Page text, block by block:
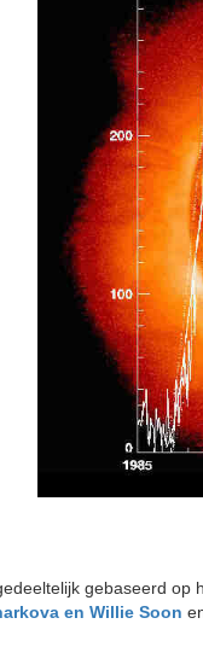
gebaseerd
en Willie Soon